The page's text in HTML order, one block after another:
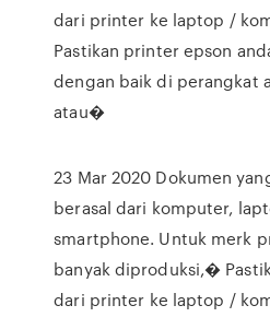
dari printer ke laptop /
Pastikan printer epson
dengan baik di perangkat
atau�
23 Mar 2020 Dokumen
berasal dari komputer,
smartphone. Untuk merk
banyak diproduksi,�
dari printer ke laptop /